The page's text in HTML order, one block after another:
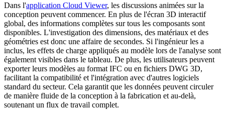
Dans l'application Cloud Viewer, les discussions animées sur la
conception peuvent commencer. En plus de l'écran 3D interactif
global, des informations complètes sur tous les composants sont
disponibles. L'investigation des dimensions, des matériaux et des
géométries est donc une affaire de secondes. Si l'ingénieur les a
inclus, les effets de charge appliqués au modèle lors de l'analyse sont
également visibles dans le tableau. De plus, les utilisateurs peuvent
exporter leurs modèles au format IFC ou en fichiers DWG 3D,
facilitant la compatibilité et l'intégration avec d'autres logiciels
standard du secteur. Cela garantit que les données peuvent circuler
de manière fluide de la conception à la fabrication et au-delà,
soutenant un flux de travail complet.